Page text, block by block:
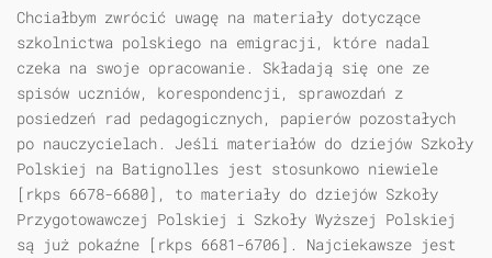
Chciałbym zwrócić uwagę na materiały dotyczące
szkolnictwa polskiego na emigracji, które nadal
czeka na swoje opracowanie. Składają się one ze
spisów uczniów, korespondencji, sprawozdań z
posiedzeń rad pedagogicznych, papierów pozostałych
po nauczycielach. Jeśli materiałów do dziejów Szkoły
Polskiej na Batignolles jest stosunkowo niewiele
[rkps 6678-6680], to materiały do dziejów Szkoły
Przygotowawczej Polskiej i Szkoły Wyższej Polskiej
są już pokaźne [rkps 6681-6706]. Najciekawsze jest